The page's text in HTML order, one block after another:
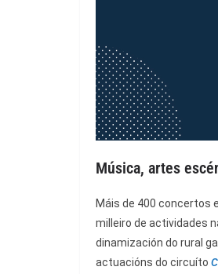
Música, artes
Máis de 400 concertos
milleiro de actividades
dinamización do rural
actuacións do circuíto